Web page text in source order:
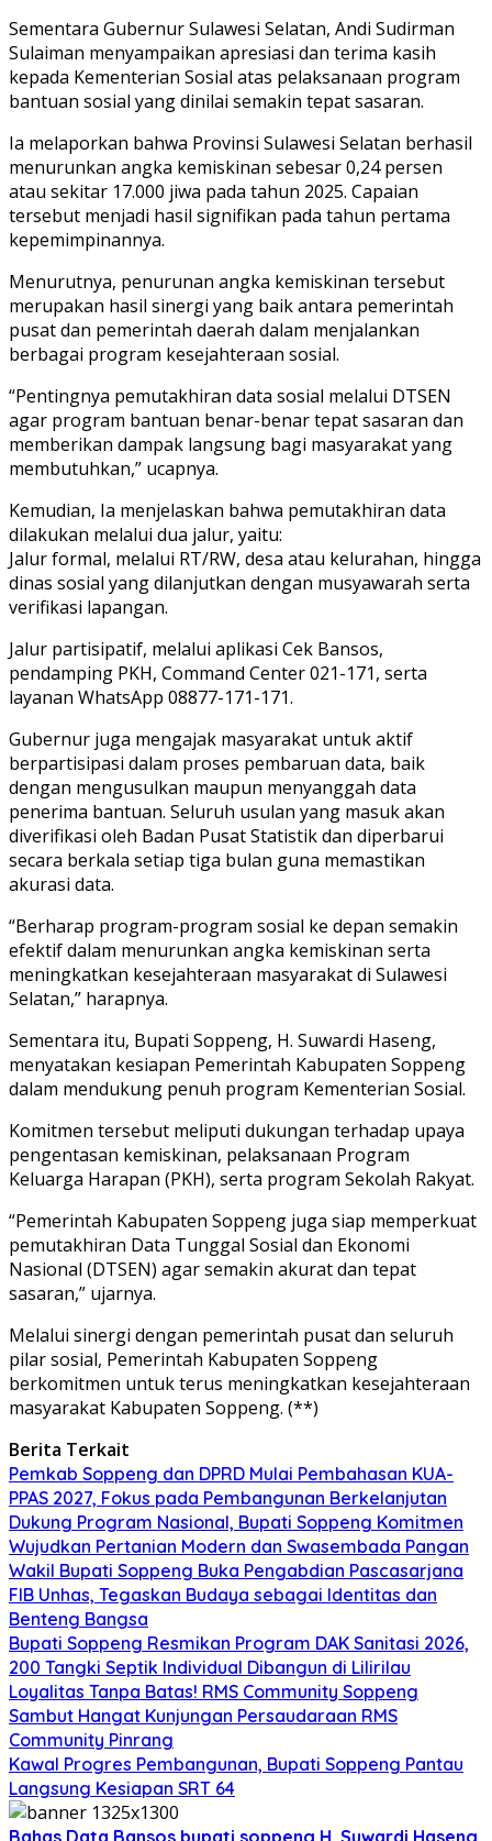
Sementara Gubernur Sulawesi Selatan, Andi Sudirman
Sulaiman menyampaikan apresiasi dan terima kasih
kepada Kementerian Sosial atas pelaksanaan program
bantuan sosial yang dinilai semakin tepat sasaran.
Ia melaporkan bahwa Provinsi Sulawesi Selatan berhasil
menurunkan angka kemiskinan sebesar 0,24 persen
atau sekitar 17.000 jiwa pada tahun 2025. Capaian
tersebut menjadi hasil signifikan pada tahun pertama
kepemimpinannya.
Menurutnya, penurunan angka kemiskinan tersebut
merupakan hasil sinergi yang baik antara pemerintah
pusat dan pemerintah daerah dalam menjalankan
berbagai program kesejahteraan sosial.
“Pentingnya pemutakhiran data sosial melalui DTSEN
agar program bantuan benar-benar tepat sasaran dan
memberikan dampak langsung bagi masyarakat yang
membutuhkan,” ucapnya.
Kemudian, Ia menjelaskan bahwa pemutakhiran data
dilakukan melalui dua jalur, yaitu:
Jalur formal, melalui RT/RW, desa atau kelurahan, hingga
dinas sosial yang dilanjutkan dengan musyawarah serta
verifikasi lapangan.
Jalur partisipatif, melalui aplikasi Cek Bansos,
pendamping PKH, Command Center 021-171, serta
layanan WhatsApp 08877-171-171.
Gubernur juga mengajak masyarakat untuk aktif
berpartisipasi dalam proses pembaruan data, baik
dengan mengusulkan maupun menyanggah data
penerima bantuan. Seluruh usulan yang masuk akan
diverifikasi oleh Badan Pusat Statistik dan diperbarui
secara berkala setiap tiga bulan guna memastikan
akurasi data.
“Berharap program-program sosial ke depan semakin
efektif dalam menurunkan angka kemiskinan serta
meningkatkan kesejahteraan masyarakat di Sulawesi
Selatan,” harapnya.
Sementara itu, Bupati Soppeng, H. Suwardi Haseng,
menyatakan kesiapan Pemerintah Kabupaten Soppeng
dalam mendukung penuh program Kementerian Sosial.
Komitmen tersebut meliputi dukungan terhadap upaya
pengentasan kemiskinan, pelaksanaan Program
Keluarga Harapan (PKH), serta program Sekolah Rakyat.
“Pemerintah Kabupaten Soppeng juga siap memperkuat
pemutakhiran Data Tunggal Sosial dan Ekonomi
Nasional (DTSEN) agar semakin akurat dan tepat
sasaran,” ujarnya.
Melalui sinergi dengan pemerintah pusat dan seluruh
pilar sosial, Pemerintah Kabupaten Soppeng
berkomitmen untuk terus meningkatkan kesejahteraan
masyarakat Kabupaten Soppeng. (**)
Berita Terkait
Pemkab Soppeng dan DPRD Mulai Pembahasan KUA-
PPAS 2027, Fokus pada Pembangunan Berkelanjutan
Dukung Program Nasional, Bupati Soppeng Komitmen
Wujudkan Pertanian Modern dan Swasembada Pangan
Wakil Bupati Soppeng Buka Pengabdian Pascasarjana
FIB Unhas, Tegaskan Budaya sebagai Identitas dan
Benteng Bangsa
Bupati Soppeng Resmikan Program DAK Sanitasi 2026,
200 Tangki Septik Individual Dibangun di Lilirilau
Loyalitas Tanpa Batas! RMS Community Soppeng
Sambut Hangat Kunjungan Persaudaraan RMS
Community Pinrang
Kawal Progres Pembangunan, Bupati Soppeng Pantau
Langsung Kesiapan SRT 64
Bahas Data Bansos bupati soppeng H. Suwardi Haseng